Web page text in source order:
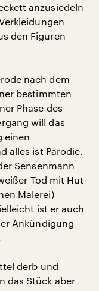
anzusiedeln
den Figuren
nach dem
bestimmten
Phase des
will das
einen
alles ist Parodie.
Sensenmann
Tod mit Hut
Malerei)
ist er auch
Ankündigung
derb und
das Stück aber